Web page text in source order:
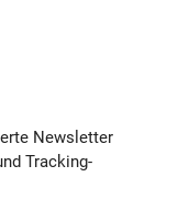
Newsletter
Tracking-